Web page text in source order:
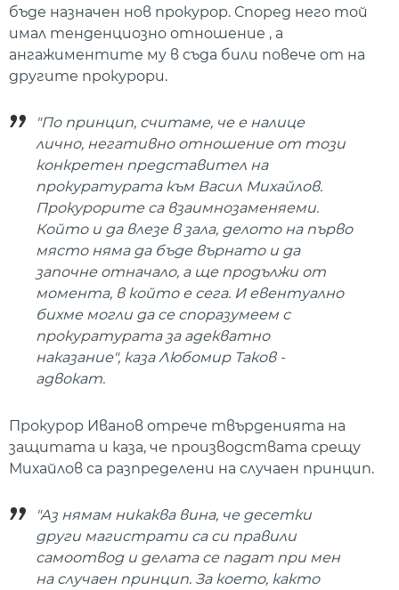
бъде назначен нов прокурор. Според него той
имал тенденциозно отношение , а
ангажиментите му в съда били повече от на
другите прокурори.
"По принцип, считаме, че е налице
лично, негативно отношение от този
конкретен представител на
прокуратурата към Васил Михайлов.
Прокурорите са взаимнозаменяеми.
Който и да влезе в зала, делото на първо
място няма да бъде върнато и да
започне отначало, а ще продължи от
момента, в който е сега. И евентуално
бихме могли да се споразумеем с
прокуратурата за адекватно
наказание", каза Любомир Таков -
адвокат.
Прокурор Иванов отрече твърденията на
защитата и каза, че производствата срещу
Михайлов са разпределени на случаен принцип.
"Аз нямам никаква вина, че десетки
други магистрати са си правили
самоотвод и делата се падат при мен
на случаен принцип. За което, както